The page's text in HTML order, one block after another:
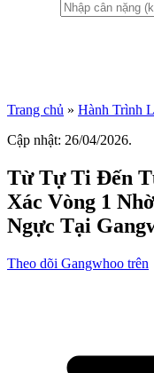
Trang chủ » Hành Trình
Cập nhật: 26/04/2026.
Từ Tự Ti Đến
Xác Vòng 1
Ngực Tại
Theo dõi Gangwhoo trên